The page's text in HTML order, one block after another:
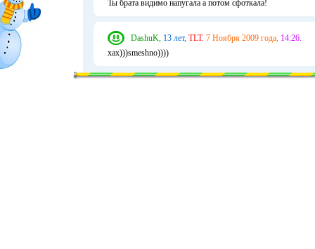
Ты брата видимо напугала а потом сфоткала!
DashuK, 13 лет, TLT. 7 Ноября 2009 года, 14:26.
xax)))smeshno))))